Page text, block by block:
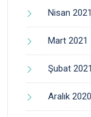
Nisan 2021
Mart 2021
Şubat 2021
Aralık 2020